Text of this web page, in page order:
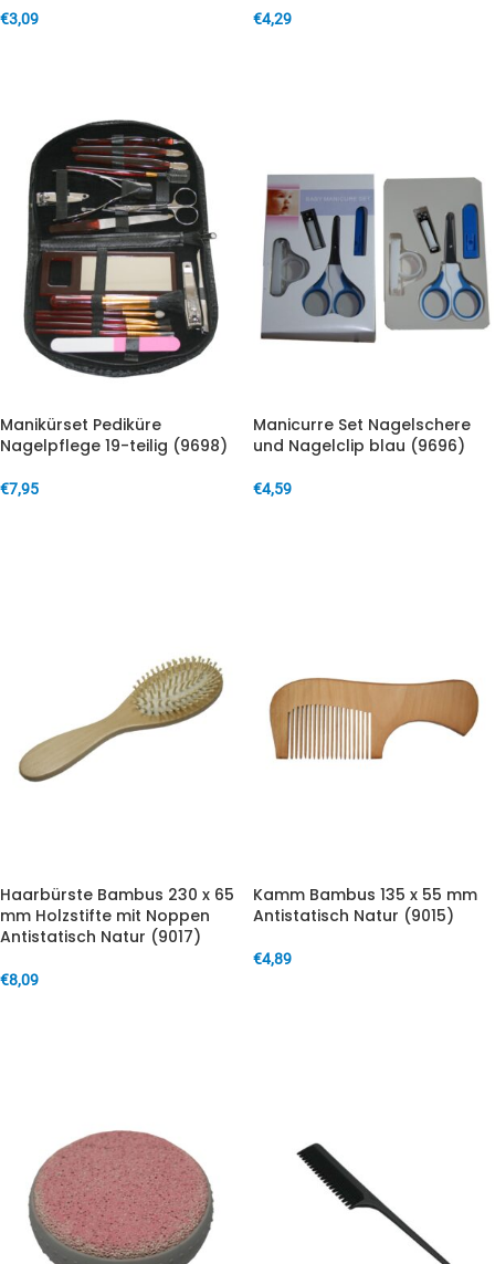
€3,09 €4,29
Manikürset Pediküre
Nagelpflege 19-teilig (9698)
€7,95
Manicurre Set Nagelschere
und Nagelclip blau (9696)
€4,59
Haarbürste Bambus 230 x 65
mm Holzstifte mit Noppen
Antistatisch Natur (9017)
€8,09
Kamm Bambus 135 x 55 mm
Antistatisch Natur (9015)
€4,89